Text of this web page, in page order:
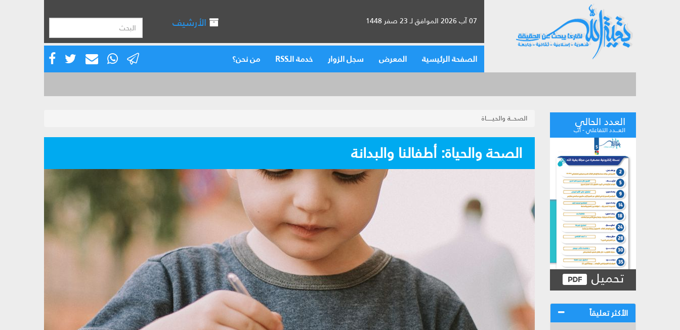
07 آب 2026 الموافق لـ 23 صفر 1448 الأرشيف
الصفحة الرئيسية المعرض سجل الزوار خدمة الـRSS من نحن؟
العدد الحالي
العـــدد التفاعلي - آب
تحميل
الأكثر تعليقاً
الصحـــة والحيــــــاة
الصحة والحياة: أطفالنا والبدانة